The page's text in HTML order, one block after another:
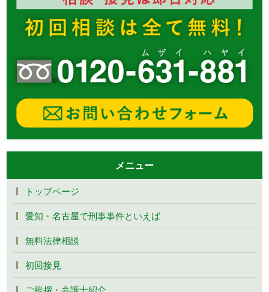
メニュー
トップページ
愛知・名古屋で刑事事件といえば
無料法律相談
初回接見
ご挨拶・弁護士紹介